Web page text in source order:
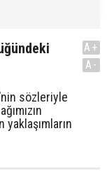
sözleriyle
A+
A-